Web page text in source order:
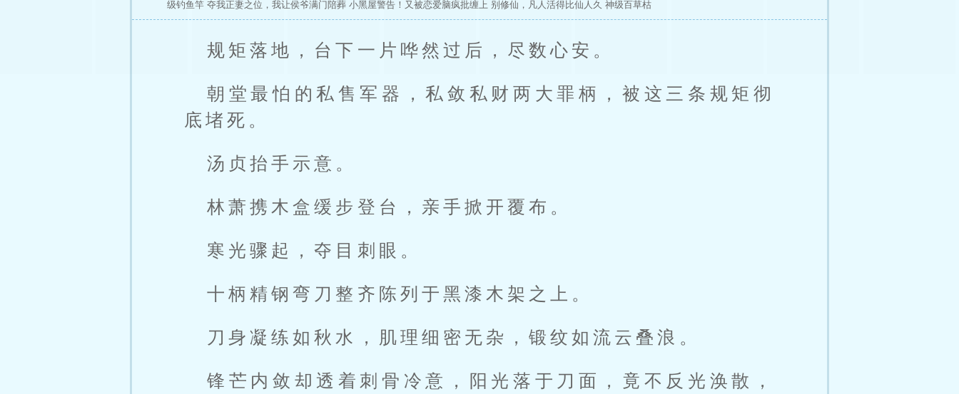
级钓鱼竿 夺我正妻之位，我让侯爷满门陪葬 小黑屋警告！又被恋爱脑疯批缠上 别修仙，凡人活得比仙人久 神级百草枯
规矩落地，台下一片哗然过后，尽数心安。
朝堂最怕的私售军器，私敛私财两大罪柄，被这三条规矩彻
底堵死。
汤贞抬手示意。
林萧携木盒缓步登台，亲手掀开覆布。
寒光骤起，夺目刺眼。
十柄精钢弯刀整齐陈列于黑漆木架之上。
刀身凝练如秋水，肌理细密无杂，锻纹如流云叠浪。
锋芒内敛却透着刺骨冷意，阳光落于刀面，竟不反光涣散，